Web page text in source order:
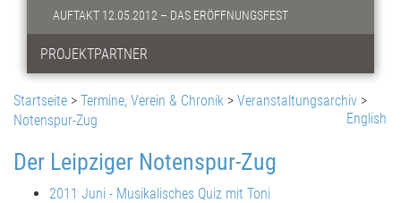
AUFTAKT 12.05.2012 – DAS ERÖFFNUNGSFEST
PROJEKTPARTNER
Startseite > Termine, Verein & Chronik > Veranstaltungsarchiv >
Notenspur-Zug
English
Der Leipziger Notenspur-Zug
2011 Juni - Musikalisches Quiz mit Toni